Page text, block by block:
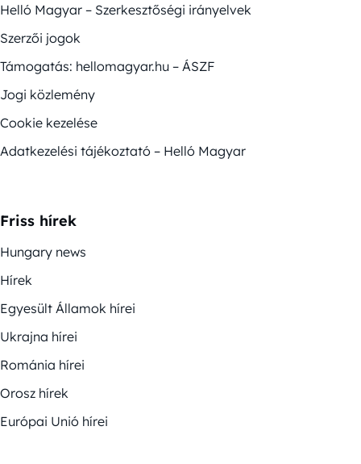
Helló Magyar – Szerkesztőségi irányelvek
Szerzői jogok
Támogatás: hellomagyar.hu – ÁSZF
Jogi közlemény
Cookie kezelése
Adatkezelési tájékoztató – Helló Magyar
Friss hírek
Hungary news
Hírek
Egyesült Államok hírei
Ukrajna hírei
Románia hírei
Orosz hírek
Európai Unió hírei